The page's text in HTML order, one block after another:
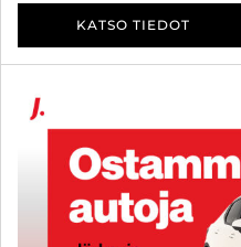
KATSO TIEDOT